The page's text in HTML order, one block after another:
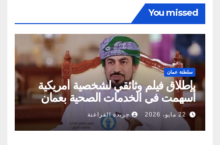
You missed
سلطنة عمان
بإطلاق فيلم وثائقي لشخصية أمريكية
أسهمت في الخدمات الصحية بعمان
22 مايو، 2026 جريدة الفراعنة